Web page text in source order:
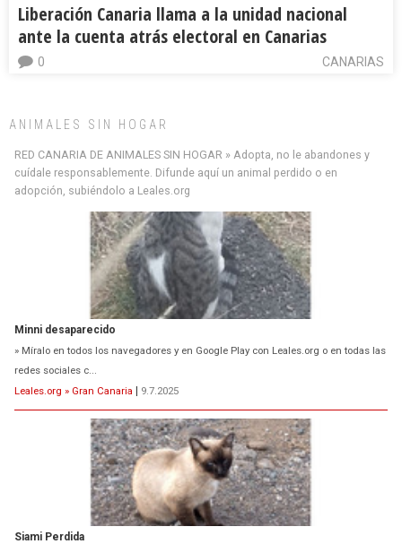
Liberación Canaria llama a la unidad nacional
ante la cuenta atrás electoral en Canarias
CANARIAS
0
ANIMALES SIN HOGAR
RED CANARIA DE ANIMALES SIN HOGAR » Adopta, no le abandones y
cuídale responsablemente. Difunde aquí un animal perdido o en
adopción, subiéndolo a Leales.org
Minni desaparecido
» Míralo en todos los navegadores y en Google Play con Leales.org o en todas las
redes sociales c...
Leales.org » Gran Canaria | 9.7.2025
Siami Perdida